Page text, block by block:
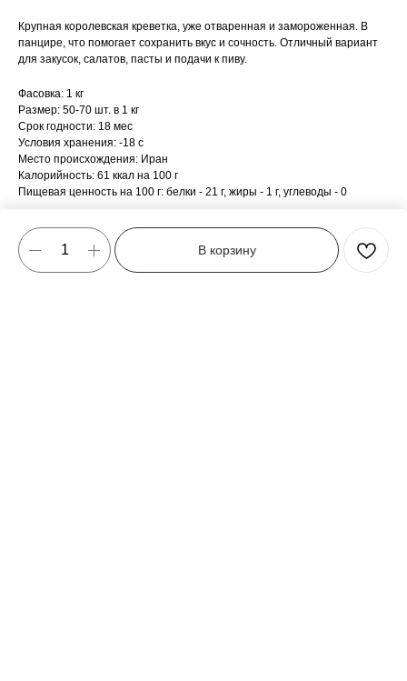
В корзину
Крупная королевская креветка, уже отваренная и замороженная. В
панцире, что помогает сохранить вкус и сочность. Отличный вариант
для закусок, салатов, пасты и подачи к пиву.
Фасовка: 1 кг
Размер: 50-70 шт. в 1 кг
Срок годности: 18 мес
Условия хранения: -18 с
Место происхождения: Иран
Калорийность: 61 ккал на 100 г
Пищевая ценность на 100 г: белки - 21 г, жиры - 1 г, углеводы - 0